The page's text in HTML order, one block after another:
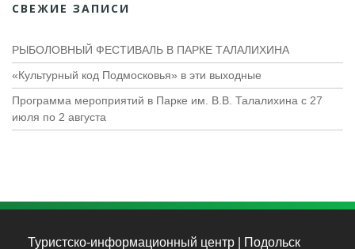
СВЕЖИЕ ЗАПИСИ
РЫБОЛОВНЫЙ ФЕСТИВАЛЬ В ПАРКЕ ТАЛАЛИХИНА
«Культурный код Подмосковья» в эти выходные
Программа мероприятий в Парке им. В.В. Талалихина с 27
июля по 2 августа
Туристско-информационный центр | Подольск